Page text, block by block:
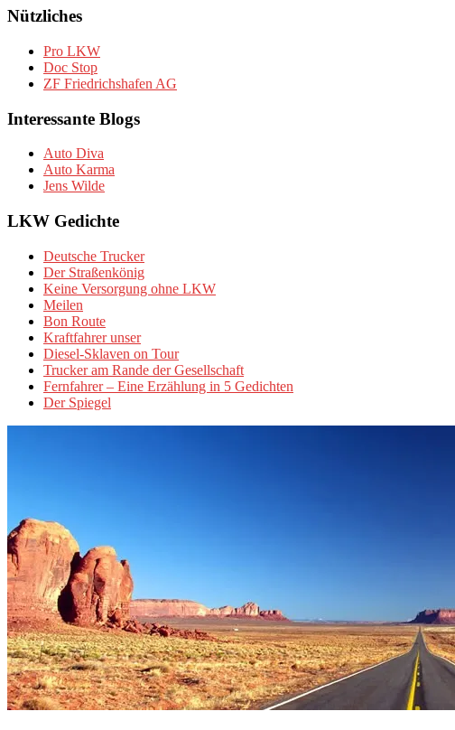
Nützliches
Pro LKW
Doc Stop
ZF Friedrichshafen AG
Interessante Blogs
Auto Diva
Auto Karma
Jens Wilde
LKW Gedichte
Deutsche Trucker
Der Straßenkönig
Keine Versorgung ohne LKW
Meilen
Bon Route
Kraftfahrer unser
Diesel-Sklaven on Tour
Trucker am Rande der Gesellschaft
Fernfahrer – Eine Erzählung in 5 Gedichten
Der Spiegel